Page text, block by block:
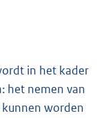
in het kader
het nemen van
worden